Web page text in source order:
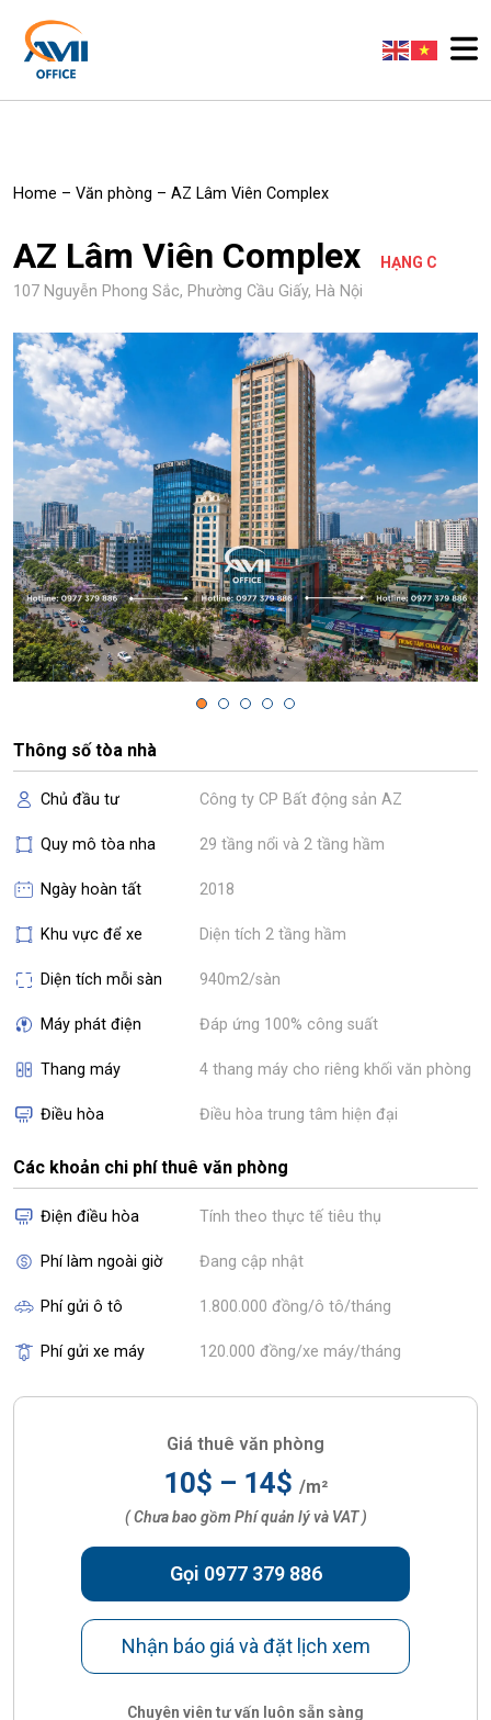
Home – Văn phòng – AZ Lâm Viên Complex
AZ Lâm Viên Complex HẠNG C
107 Nguyễn Phong Sắc, Phường Cầu Giấy, Hà Nội
Thông số tòa nhà
Chủ đầu tư Công ty CP Bất động sản AZ
Quy mô tòa nha 29 tầng nổi và 2 tầng hầm
Ngày hoàn tất 2018
Khu vực để xe Diện tích 2 tầng hầm
Diện tích mỗi sàn 940m2/sàn
Máy phát điện Đáp ứng 100% công suất
Thang máy 4 thang máy cho riêng khối văn phòng
Điều hòa Điều hòa trung tâm hiện đại
Các khoản chi phí thuê văn phòng
Điện điều hòa Tính theo thực tế tiêu thụ
Phí làm ngoài giờ Đang cập nhật
Phí gửi ô tô 1.800.000 đồng/ô tô/tháng
Phí gửi xe máy 120.000 đồng/xe máy/tháng
Giá thuê văn phòng
10$ – 14$ /m²
( Chưa bao gồm Phí quản lý và VAT )
Gọi 0977 379 886
Nhận báo giá và đặt lịch xem
Chuyên viên tư vấn luôn sẵn sàng